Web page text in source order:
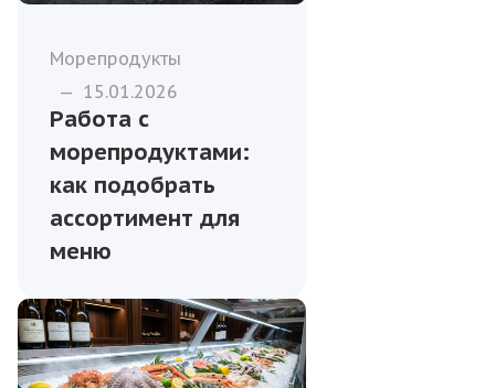
Морепродукты
— 15.01.2026
Работа с
морепродуктами:
как подобрать
ассортимент для
меню